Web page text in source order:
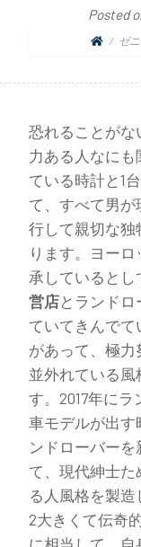
Posted
ゼ
恐れることがな
力ある人なにも
ている時計と1
て、すべて男
行して親切な独
ります。ヨー
承しているとし
営店とランド
ていてきんで
があって、極力
並外れている風
す。2017年に
車モデルが出す
ンドローバー
て、現代紳士
る人風格を製造
2大きくて伝奇
に相当して、自